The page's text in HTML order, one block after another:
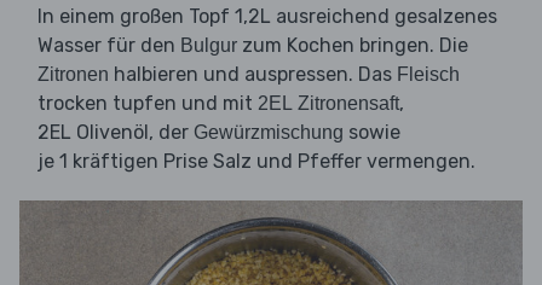
In einem großen Topf 1,2L ausreichend gesalzenes
Wasser für den Bulgur zum Kochen bringen. Die
Zitronen halbieren und auspressen. Das Fleisch
trocken tupfen und mit 2EL Zitronensaft,
2EL Olivenöl, der Gewürzmischung sowie
je 1 kräftigen Prise Salz und Pfeffer vermengen.